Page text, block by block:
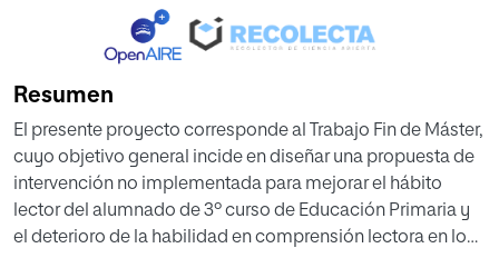
Resumen
El presente proyecto corresponde al Trabajo Fin de Máster,
cuyo objetivo general incide en diseñar una propuesta de
intervención no implementada para mejorar el hábito
lector del alumnado de 3º curso de Educación Primaria y
el deterioro de la habilidad en comprensión lectora en los